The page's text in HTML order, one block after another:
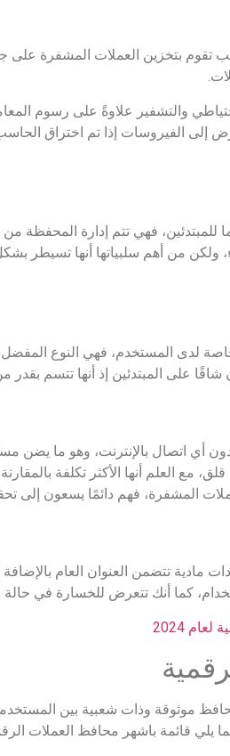
بتخزين العملات المشفرة على
والتشفير علاوةً على رسوم
الفيروسات إذا تم اختراق الحاسب
فهي تتم إدارة المحفظة
ولكن من أهم سلبياتها أنها تسيطر
لدى المستخدم، فهي النوع
على المبتدئين إذ أنها تتسم بقدر
أي اتصال بالإنترنت، وهو ما يضن
مع العلم أنها الأكثر تكلفة
المشفرة، فهم دائمًا يسعون إلى
مادية تتضمن العنوان العام
كما أنك تتعرض للخسارة في
موثوقة وذات شعبية بين
يلي قائمة باشهر محافظ العملات